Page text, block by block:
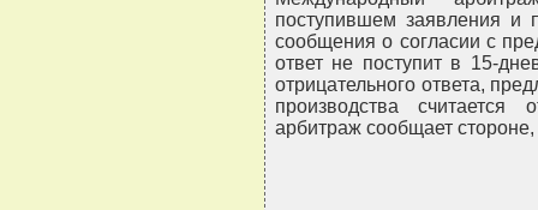
поступившем заявления и
сообщения о согласии с
ответ не поступит в 15-
отрицательного ответа,
производства
арбитраж сообщает